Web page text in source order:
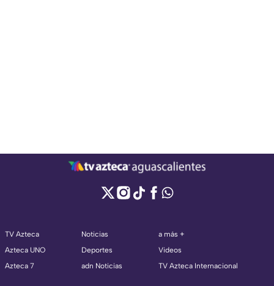
TV Azteca
Azteca UNO
Azteca 7
Noticias
Deportes
adn Noticias
a más +
Videos
TV Azteca Internacional